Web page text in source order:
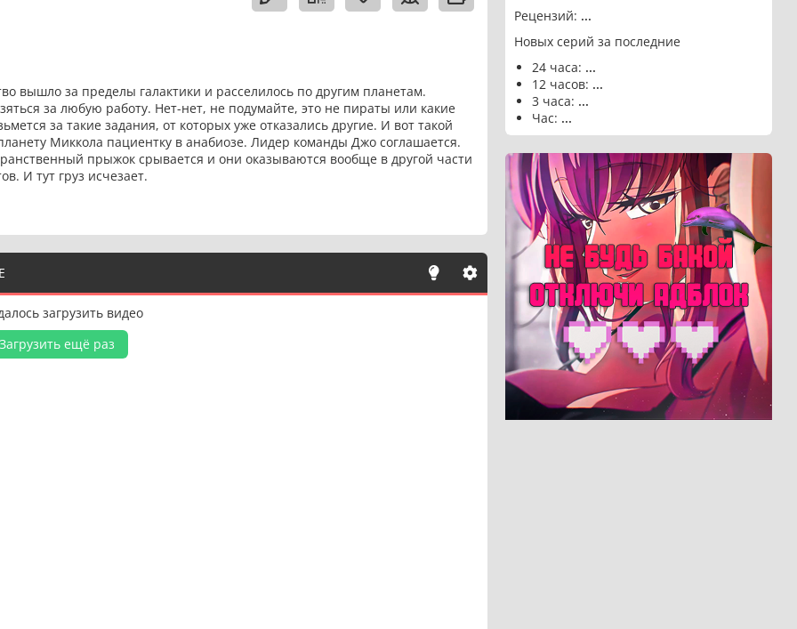
Рецензий: ...
Новых серий за последние
24 часа: ...
12 часов: ...
3 часа: ...
Час: ...
вышло за пределы галактики и расселилось по другим планетам.
за любую работу. Нет-нет, не подумайте, это не пираты или какие
за такие задания, от которых уже отказались другие. И вот такой
Миккола пациентку в анабиозе. Лидер команды Джо соглашается.
прыжок срывается и они оказываются вообще в другой части
И тут груз исчезает.
загрузить видео
Загрузить ещё раз